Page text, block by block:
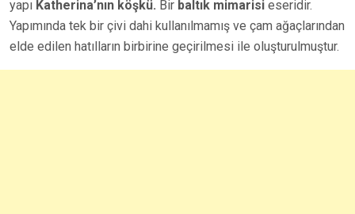
yapı Katherina’nın köşkü. Bir baltık mimarisi eseridir.
Yapımında tek bir çivi dahi kullanılmamış ve çam ağaçlarından
elde edilen hatılların birbirine geçirilmesi ile oluşturulmuştur.